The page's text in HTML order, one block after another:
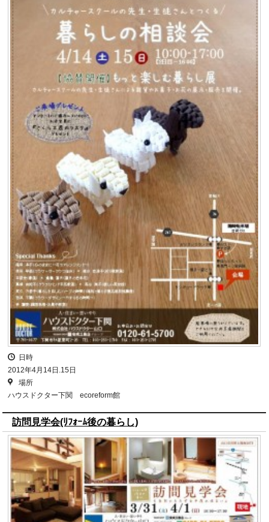
日時
2012年4月14日.15日
場所
ハウスドクター下関 ecoreform館
訪問見学会(ﾘﾌｫｰﾑ後の暮らし)